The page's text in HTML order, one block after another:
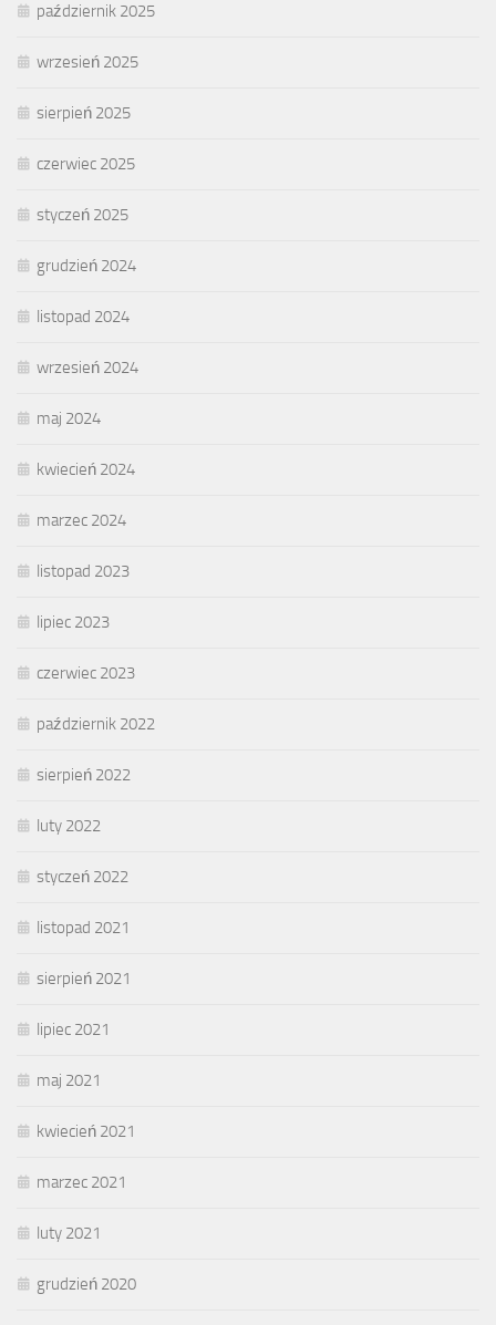
październik 2025
wrzesień 2025
sierpień 2025
czerwiec 2025
styczeń 2025
grudzień 2024
listopad 2024
wrzesień 2024
maj 2024
kwiecień 2024
marzec 2024
listopad 2023
lipiec 2023
czerwiec 2023
październik 2022
sierpień 2022
luty 2022
styczeń 2022
listopad 2021
sierpień 2021
lipiec 2021
maj 2021
kwiecień 2021
marzec 2021
luty 2021
grudzień 2020